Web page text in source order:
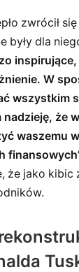
zwrócił
były dla
W
wszystkim
że
waszemu
że jako kibic